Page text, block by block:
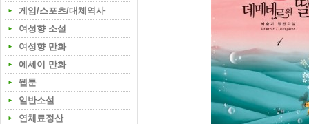
게임/스포츠/대체역사
여성향 소설
여성향 만화
에세이 만화
웹툰
일반소설
연체료정산